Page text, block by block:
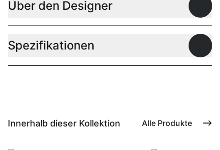
Über den Designer
Spezifikationen
Innerhalb dieser Kollektion Alle Produkte